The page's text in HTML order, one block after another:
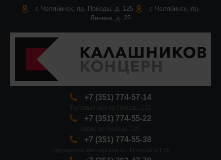
г. Челябинск, пр. Победы, д. 125
г. Челябинск, пр.
Ленина, д. 25
+7 (351) 774-57-14
+7 (351) 774-55-22
+7 (351) 774-55-38